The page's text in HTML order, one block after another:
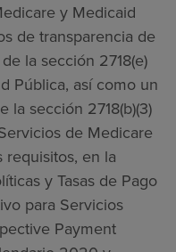
y Medicaid
de transparencia de
la sección 2718(e)
Pública, así como un
sección 2718(b)(3)
de Medicare
en la
y Tasas de Pago
para Servicios
Payment